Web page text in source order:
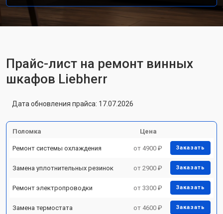
Прайс-лист на ремонт винных
шкафов Liebherr
Дата обновления прайса: 17.07.2026
Поломка Цена
Ремонт системы охлаждения от 4900 ₽ Заказать
Замена уплотнительных резинок от 2900 ₽ Заказать
Ремонт электропроводки от 3300 ₽ Заказать
Замена термостата от 4600 ₽ Заказать